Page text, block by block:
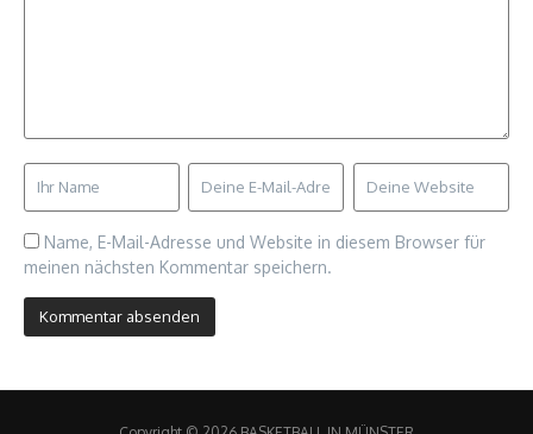
Name, E-Mail-Adresse und Website in diesem Browser für
meinen nächsten Kommentar speichern.